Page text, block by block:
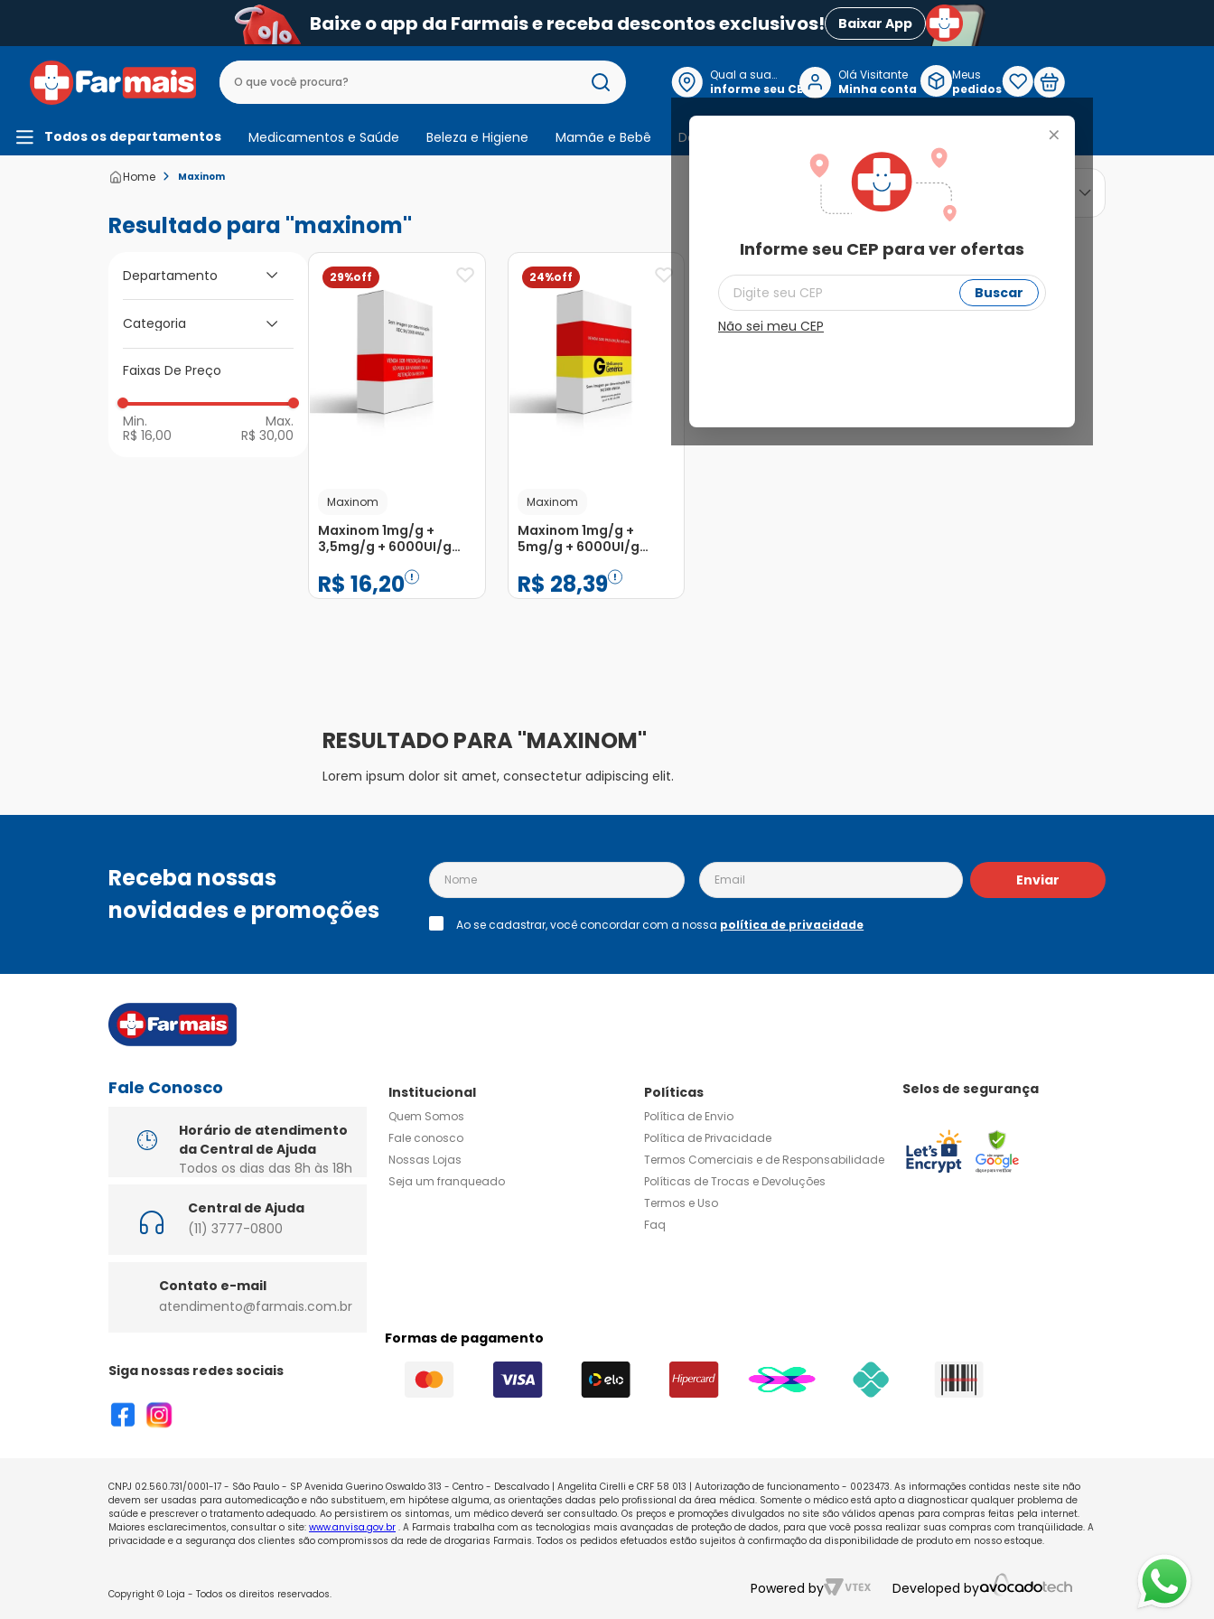
Baixe o app da Farmais e receba descontos exclusivos! Baixar App
Qual a sua
localização?
informe seu CEP
+
Informe seu CEP para ver ofertas
Buscar
Não sei meu CEP
Olá Visitante
Minha conta
Meus
pedidos
Todos os departamentos Medicamentos e Saúde Beleza e Higiene Mamãe e Bebê Dermocosmeticos
Maxinom
maxinom
Departamento
Medicamentos e
Saúde
Categoria
Para os Olhos
Faixas De Preço
R$ 16,00 R$ 30,00
ordenar por
29%
Maxinom
Maxinom 1mg/g +
3,5mg/g + 6000UI/g
Oftálmico Frasco
Gotejador 5ml
R$ 16,20
24%
Maxinom
Maxinom 1mg/g +
5mg/g + 6000UI/g
Oftálmico Bisnaga 3,5g
R$ 28,39
MAXINOM
Lorem ipsum dolor sit amet, consectetur adipiscing elit.
Receba nossas
novidades e promoções
Enviar
Ao se cadastrar, você concordar com a nossa política de privacidade
Fale Conosco
Horário de atendimento
da Central de Ajuda
Todos os dias das 8h às 18h
Central de Ajuda
(11) 3777-0800
Contato e-mail
atendimento@farmais.com.br
Siga nossas redes sociais
Institucional
Quem Somos
Fale conosco
Nossas Lojas
Seja um franqueado
Políticas
Política de Envio
Política de Privacidade
Termos Comerciais e de Responsabilidade
Políticas de Trocas e Devoluções
Termos e Uso
Faq
Selos de segurança
Formas de pagamento
CNPJ 02.560.731/0001-17 - São Paulo - SP Avenida Guerino Oswaldo 313 - Centro - Descalvado | Angelita Cirelli e CRF 58 013 | Autorização de funcionamento - 0023473. As informações contidas neste site não
devem ser usadas para automedicação e não substituem, em hipótese alguma, as orientações dadas pelo profissional da área médica. Somente o médico está apto a diagnosticar qualquer problema de
saúde e prescrever o tratamento adequado. Ao persistirem os sintomas, um médico deverá ser consultado. Os preços e promoções divulgados no site são válidos apenas para compras feitas pela internet.
Maiores esclarecimentos, consultar o site: www.anvisa.gov.br . A Farmais trabalha com as tecnologias mais avançadas de proteção de dados, para que você possa realizar suas compras com tranqüilidade. A
privacidade e a segurança dos clientes são compromissos da rede de drogarias Farmais. Todos os pedidos efetuados estão sujeitos à confirmação da disponibilidade de produto em nosso estoque.
Copyright © Loja - Todos os direitos reservados. Powered by Developed by